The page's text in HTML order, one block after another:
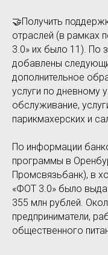
🤝Получить
отраслей (в рамках
3.0» их было 11). По
добавлены
дополнительное
услуги по дневному
обслуживание,
парикмахерских и
По информации
программы в
Промсвязьбанк), в
«ФОТ 3.0» было
355 млн рублей.
предприниматели,
общественного